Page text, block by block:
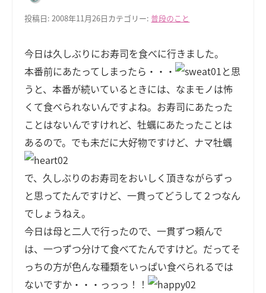
投稿日:2008年11月26日カテゴリー:普段のこと
今日は久しぶりにお寿司を食べに行きました。
本番前にあたってしまったら・・・
と思
うと、本番が続いているときには、なまモノは怖
くて食べられないんですよね。お寿司にあたった
ことはないんですけれど、牡蠣にあたったことは
あるので。でも未だに大好物ですけど、ナマ牡蠣
で、久しぶりのお寿司をおいしく頂きながらずっ
と思ってたんですけど、一貫ってどうして２つなん
でしょうねえ。
今日は母と二人で行ったので、一貫ずつ頼んで
は、一つずつ分けて食べてたんですけど。だってそ
っちの方が色んな種類をいっぱい食べられるでは
ないですか・・・っっっ！！